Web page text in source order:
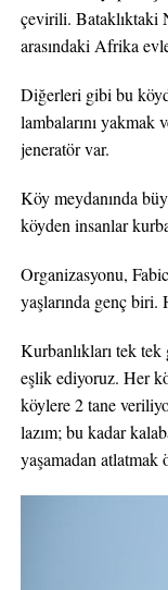
çevirili. Bataklıktaki
arasındaki Afrika
Diğerleri gibi bu
lambalarını yakmak
jeneratör var.
Köy meydanında
köyden insanlar
Organizasyonu,
yaşlarında genç
Kurbanlıkları tek
eşlik ediyoruz. Her
köylere 2 tane
lazım; bu kadar
yaşamadan atlatmak